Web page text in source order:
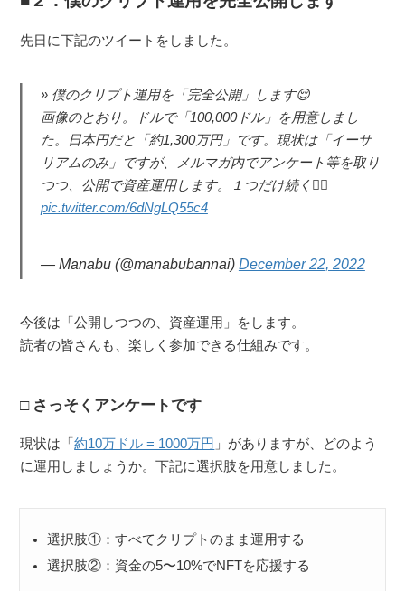
先日に下記のツイートをしました。
僕のクリプト運用を「完全公開」します😌
画像のとおり。ドルで「100,000ドル」を用意しまし
た。日本円だと「約1,300万円」です。現状は「イーサ
リアムのみ」ですが、メルマガ内でアンケート等を取り
つつ、公開で資産運用します。１つだけ続く🙇‍♂️
pic.twitter.com/6dNgLQ55c4
— Manabu (@manabubannai) December 22, 2022
今後は「公開しつつの、資産運用」をします。
読者の皆さんも、楽しく参加できる仕組みです。
さっそくアンケートです
現状は「約10万ドル = 1000万円 」がありますが、どのよう
に運用しましょうか。下記に選択肢を用意しました。
選択肢①：すべてクリプトのまま運用する
選択肢②：資金の5〜10%でNFTを応援する